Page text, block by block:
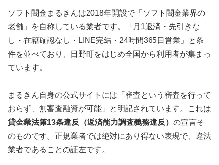
ソフト闇金まるきんは2018年開設で「ソフト闇金業界の
老舗」を自称している業者です。「月1返済・先引きな
し・在籍確認なし・LINE完結・24時間365日営業」と条
件を並べており、日野町をはじめ全国から利用者が集まっ
ています。
まるきん自身の公式サイトには「審査という審査を行って
おらず、無審査融資が可能」と明記されています。これは
貸金業法第13条違反（返済能力調査義務違反） の宣言そ
のものです。正規業者では絶対にあり得ない表現で、違法
業者であることの証左です。